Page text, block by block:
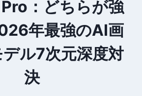
：どちらが強
年最強のAI画
ル7次元深度対
決